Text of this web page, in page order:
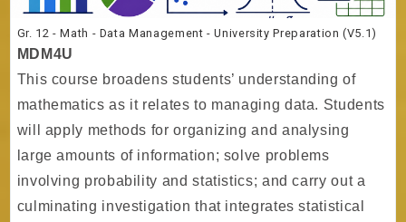
Gr. 12 - Math - Data Management - University Preparation (V5.1)
MDM4U
This course broadens students’ understanding of
mathematics as it relates to managing data. Students
will apply methods for organizing and analysing
large amounts of information; solve problems
involving probability and statistics; and carry out a
culminating investigation that integrates statistical